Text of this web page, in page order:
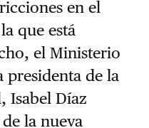
en el
que está
el Ministerio
presidenta de la
Isabel Díaz
la nueva